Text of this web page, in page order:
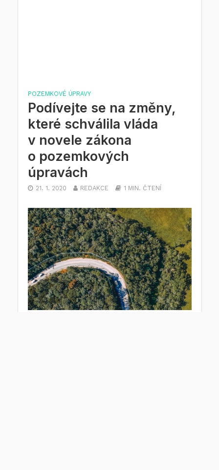
POZEMKOVÉ ÚPRAVY
Podívejte se na změny,
které schválila vláda
v novele zákona
o pozemkových
úpravách
21. 1. 2020 REDAKCE 1 MIN. ČTENÍ